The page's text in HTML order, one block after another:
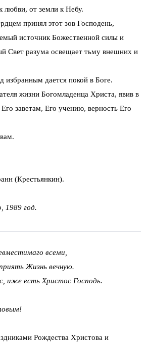
любви, от земли к Небу.
принял этот зов Господень,
источник Божественной силы и
Свет разума освещает тьму внешних и
избранным дается покой в Боге.
жизни Богомладенца Христа, явив в
заветам, Его учению, верность Его
(Крестьянкин).
1989 год.
всеми,
Жизнь вечную.
иже есть Христос Господь.
Рождества Христова и